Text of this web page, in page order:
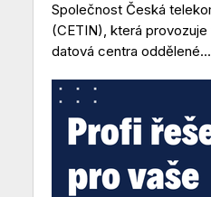
Společnost Česká
(CETIN), která
datová centra oddělené...